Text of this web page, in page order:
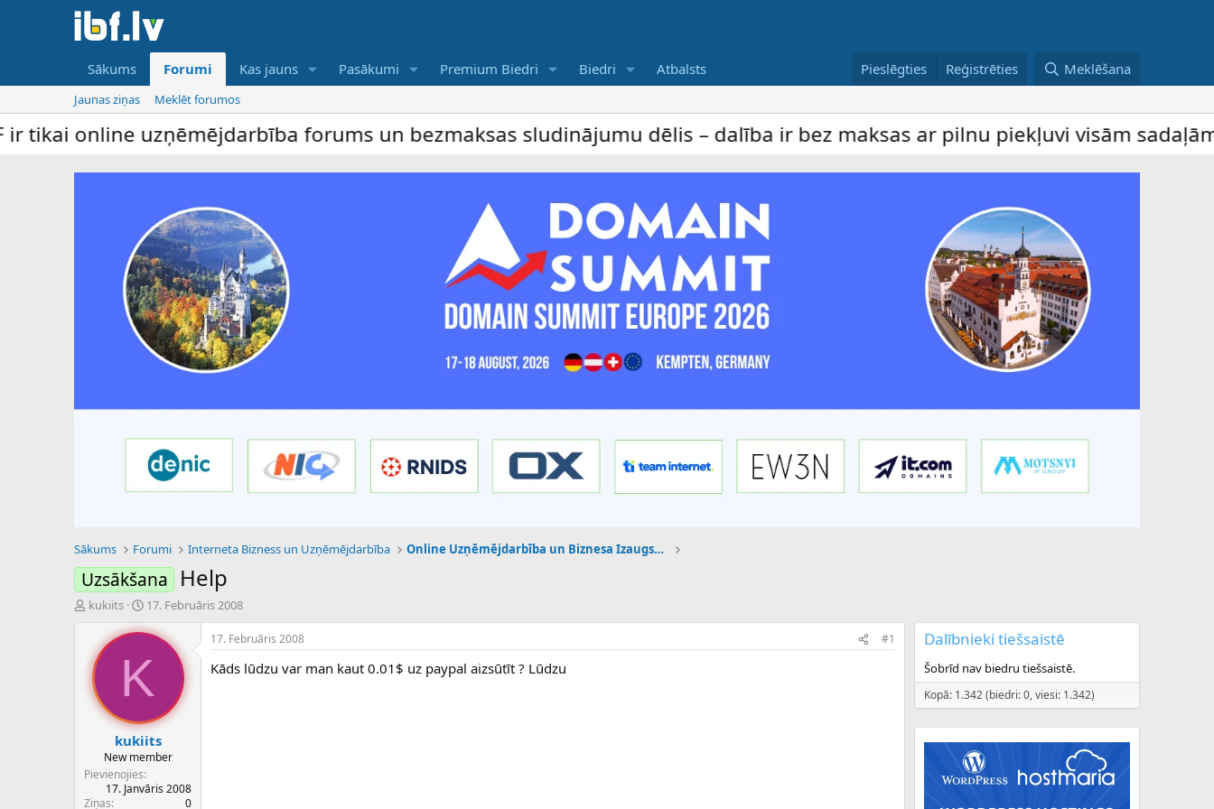
Sākums Forumi Kas jauns Pasākumi Premium Biedri Biedri Atbalsts Pieslēgties Reģistrēties Meklēšana
Jaunas ziņas Meklēt forumos
forums un bezmaksas sludinājumu dēlis – dalība ir bez maksas ar pilnu piekļuvi visām sadaļām; maksas
Sākums Forumi Interneta Bizness un Uzņēmējdarbība Online Uzņēmējdarbība un Biznesa Izaugsme
Uzsākšana Help
P
e
d
e
z
s
ā
kukiits
S
k
m
a
d
a
t
u
m
s
17. Februāris 2008
K
kukiits
New member
Pievienojies
17. Janvāris 2008
Ziņas
0
17. Februāris 2008 #1
Kāds lūdzu var man kaut 0.01$ uz paypal aizsūtīt ? Lūdzu
Dalībnieki tiešsaistē
Šobrīd nav biedru tiešsaistē.
Kopā: 1.342 (biedri: 0, viesi: 1.342)